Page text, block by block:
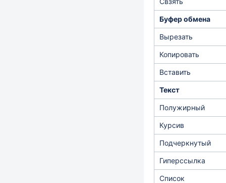
Буфер обмена
Вырезать
Копировать
Вставить
Текст
Полужирный
Курсив
Подчеркнутый
Гиперссылка
Список